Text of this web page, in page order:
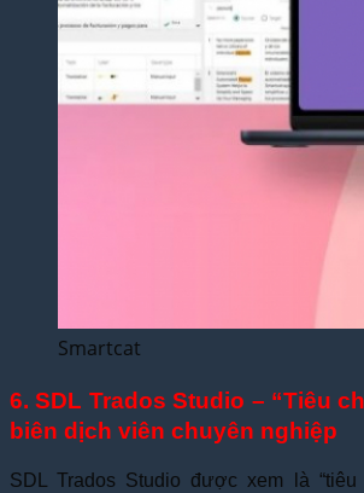
Smartcat
6. SDL Trados Studio – “Tiêu
biên dịch viên chuyên nghiệp
SDL Trados Studio được xem là “tiêu